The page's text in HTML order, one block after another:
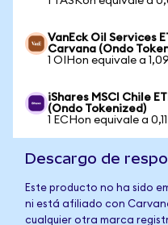
VanEck Oil Services
Carvana (Ondo
1 OIHon equivale a
iShares MSCI Chile
(Ondo Tokenized)
1 ECHon equivale a
Descargo de
Este producto no ha sido
ni está afiliado con
cualquier otra marca